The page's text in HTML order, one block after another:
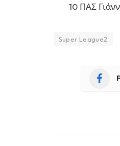
10 ΠΑΣ
Super League2